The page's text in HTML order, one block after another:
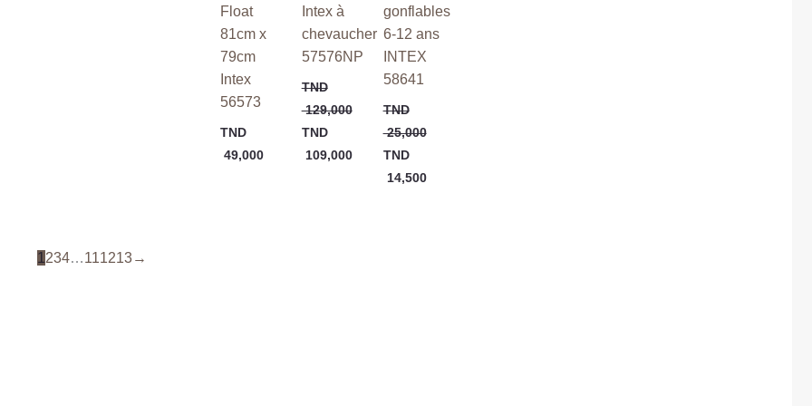
Float
81cm x
79cm
Intex
56573
TND
49,000
Intex à
chevaucher
57576NP
TND
129,000
TND
109,000
gonflables
6-12 ans
INTEX
58641
TND
25,000
TND
14,500
1 234…111213→